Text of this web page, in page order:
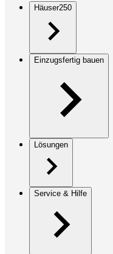
Häuser250
Einzugsfertig bauen
Lösungen
Service & Hilfe